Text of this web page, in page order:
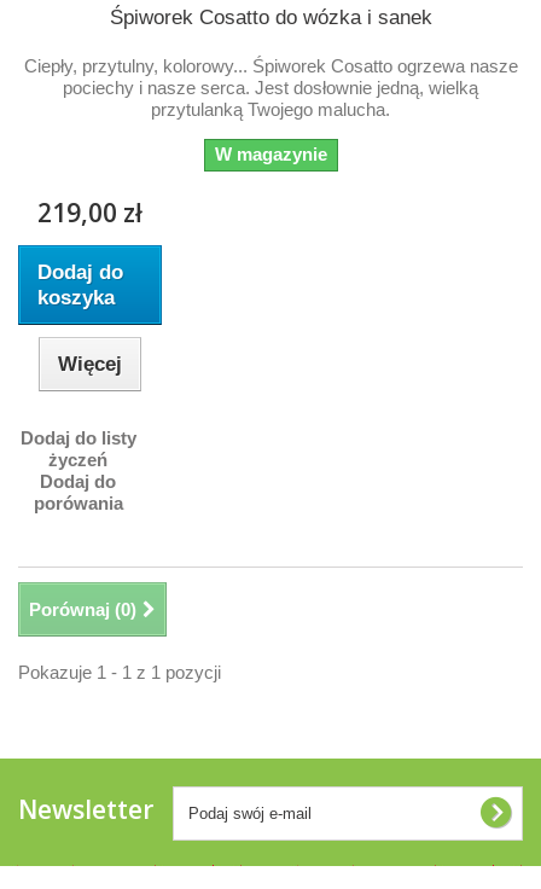
Śpiworek Cosatto do wózka i sanek
Ciepły, przytulny, kolorowy... Śpiworek Cosatto ogrzewa nasze
pociechy i nasze serca. Jest dosłownie jedną, wielką
przytulanką Twojego malucha.
W magazynie
219,00 zł
Dodaj do
koszyka
Więcej
Dodaj do listy
życzeń
Dodaj do
porówania
Porównaj (0)
Pokazuje 1 - 1 z 1 pozycji
Newsletter